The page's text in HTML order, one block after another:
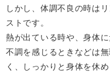
しかし、体調不良の時は
ストです。
熱が出ている時や、身体
不調を感じるときなどは
く、しっかりと身体を休め